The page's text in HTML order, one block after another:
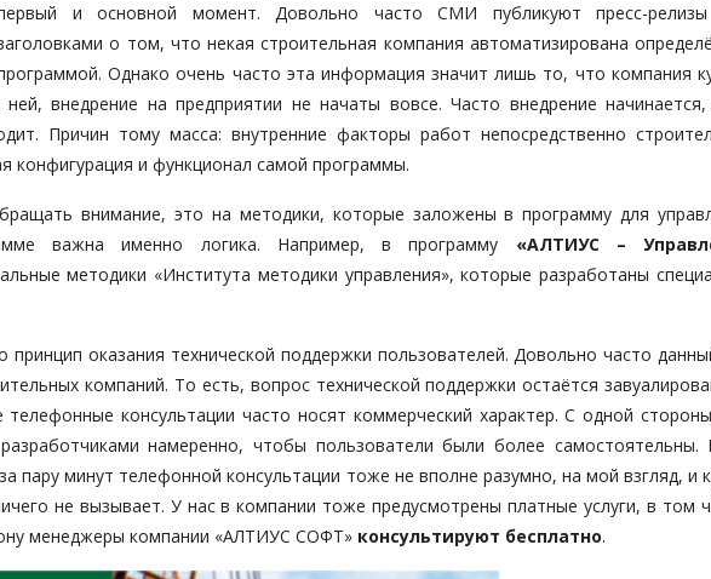
и основной момент. Довольно часто СМИ публикуют пресс-
о том, что некая строительная компания автоматизирована
Однако очень часто эта информация значит лишь то, что компания
внедрение на предприятии не начаты вовсе. Часто внедрение
Причин тому масса: внутренние факторы работ непосредственно
конфигурация и функционал самой программы.
внимание, это на методики, которые заложены в программу для
важна именно логика. Например, в программу «АЛТИУС –
методики «Института методики управления», которые разработаны
оказания технической поддержки пользователей. Довольно часто
компаний. То есть, вопрос технической поддержки остаётся
консультации часто носят коммерческий характер. С одной
намеренно, чтобы пользователи были более самостоятельны.
пару минут телефонной консультации тоже не вполне разумно, на мой взгляд, и
не вызывает. У нас в компании тоже предусмотрены платные услуги, в том
менеджеры компании «АЛТИУС СОФТ» консультируют бесплатно.